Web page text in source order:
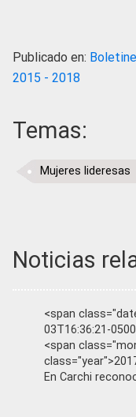
Publicado en:
2015 - 2018
Temas:
Mujeres lideresas
Noticias
<span
03T16:36:21-
<span
En Carchi